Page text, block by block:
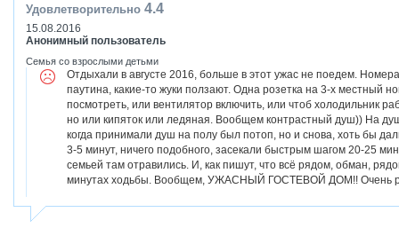
Удовлетворительно 4.4
15.08.2016
Анонимный пользователь
Семья со взрослыми детьми
Отдыхали в августе 2016, больше в этот ужас не поедем.
паутина, какие-то жуки ползают. Одна розетка на 3-х местный
посмотреть, или вентилятор включить, или чтоб холодильник
но или кипяток или ледяная. Вообщем контрастный душ)) На
когда принимали душ на полу был потоп, но и снова, хоть бы
3-5 минут, ничего подобного, засекали быстрым шагом 20-25
семьей там отравились. И, как пишут, что всё рядом, обман,
минутах ходьбы. Вообщем, УЖАСНЫЙ ГОСТЕВОЙ ДОМ!! Очень